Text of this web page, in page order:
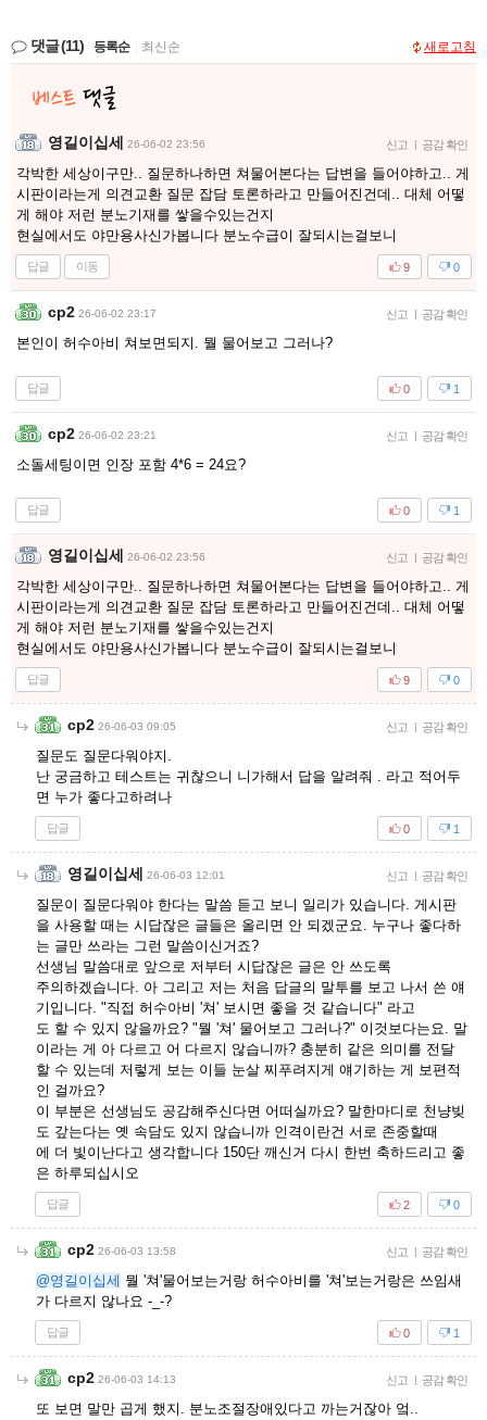
댓글(11) 등록순 최신순 새로고침
영길이십세 26-06-02 23:56 신고 | 공감 확인
각박한 세상이구만.. 질문하나하면 쳐물어본다는 답변을 들어야하고.. 게
시판이라는게 의견교환 질문 잡담 토론하라고 만들어진건데.. 대체 어떻
게 해야 저런 분노기재를 쌓을수있는건지
현실에서도 야만용사신가봅니다 분노수급이 잘되시는걸보니
답글 이동 0
9
cp2 26-06-02 23:17 신고 | 공감 확인
본인이 허수아비 쳐보면되지. 뭘 물어보고 그러나?
답글 1
0
cp2 26-06-02 23:21 신고 | 공감 확인
소돌세팅이면 인장 포함 4*6 = 24요?
답글 1
0
영길이십세 26-06-02 23:56 신고 | 공감 확인
각박한 세상이구만.. 질문하나하면 쳐물어본다는 답변을 들어야하고.. 게
시판이라는게 의견교환 질문 잡담 토론하라고 만들어진건데.. 대체 어떻
게 해야 저런 분노기재를 쌓을수있는건지
현실에서도 야만용사신가봅니다 분노수급이 잘되시는걸보니
답글 0
9
cp2 26-06-03 09:05 신고 | 공감 확인
질문도 질문다워야지.
난 궁금하고 테스트는 귀찮으니 니가해서 답을 알려줘 . 라고 적어두
면 누가 좋다고하려나
답글 1
0
영길이십세 26-06-03 12:01 신고 | 공감 확인
질문이 질문다워야 한다는 말씀 듣고 보니 일리가 있습니다. 게시판
을 사용할 때는 시답잖은 글들은 올리면 안 되겠군요. 누구나 좋다하
는 글만 쓰라는 그런 말씀이신거죠?
선생님 말씀대로 앞으로 저부터 시답잖은 글은 안 쓰도록
주의하겠습니다. 아 그리고 저는 처음 답글의 말투를 보고 나서 쓴 얘
기입니다. "직접 허수아비 '쳐' 보시면 좋을 것 같습니다" 라고
도 할 수 있지 않을까요? "뭘 '쳐' 물어보고 그러나?" 이것보다는요. 말
이라는 게 아 다르고 어 다르지 않습니까? 충분히 같은 의미를 전달
할 수 있는데 저렇게 보는 이들 눈살 찌푸려지게 얘기하는 게 보편적
인 걸까요?
이 부분은 선생님도 공감해주신다면 어떠실까요? 말한마디로 천냥빚
도 갚는다는 옛 속담도 있지 않습니까 인격이란건 서로 존중할때
에 더 빛이난다고 생각합니다 150단 깨신거 다시 한번 축하드리고 좋
은 하루되십시오
답글 0
2
cp2 26-06-03 13:58 신고 | 공감 확인
@영길이십세 뭘 '쳐'물어보는거랑 허수아비를 '쳐'보는거랑은 쓰임새
가 다르지 않나요 -_-?
답글 1
0
cp2 26-06-03 14:13 신고 | 공감 확인
또 보면 말만 곱게 했지. 분노조절장애있다고 까는거잖아 엌..